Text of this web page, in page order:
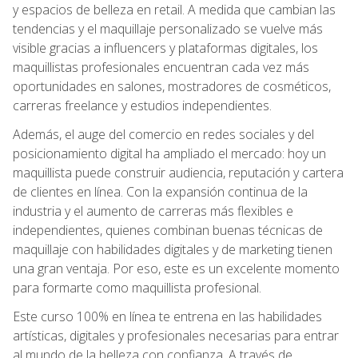
y espacios de belleza en retail. A medida que cambian las
tendencias y el maquillaje personalizado se vuelve más
visible gracias a influencers y plataformas digitales, los
maquillistas profesionales encuentran cada vez más
oportunidades en salones, mostradores de cosméticos,
carreras freelance y estudios independientes.
Además, el auge del comercio en redes sociales y del
posicionamiento digital ha ampliado el mercado: hoy un
maquillista puede construir audiencia, reputación y cartera
de clientes en línea. Con la expansión continua de la
industria y el aumento de carreras más flexibles e
independientes, quienes combinan buenas técnicas de
maquillaje con habilidades digitales y de marketing tienen
una gran ventaja. Por eso, este es un excelente momento
para formarte como maquillista profesional.
Este curso 100% en línea te entrena en las habilidades
artísticas, digitales y profesionales necesarias para entrar